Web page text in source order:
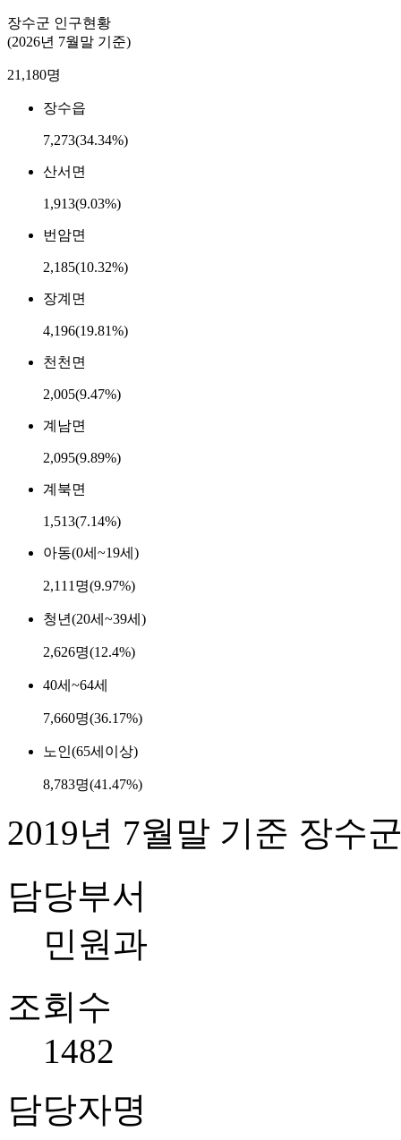
장수군 인구현황
(2026년 7월말 기준)
21,180명
장수읍
7,273(34.34%)
산서면
1,913(9.03%)
번암면
2,185(10.32%)
장계면
4,196(19.81%)
천천면
2,005(9.47%)
계남면
2,095(9.89%)
계북면
1,513(7.14%)
아동(0세~19세)
2,111명(9.97%)
청년(20세~39세)
2,626명(12.4%)
40세~64세
7,660명(36.17%)
노인(65세이상)
8,783명(41.47%)
2019년 7월말 기준 장수
담당부서
민원과
조회수
1482
담당자명